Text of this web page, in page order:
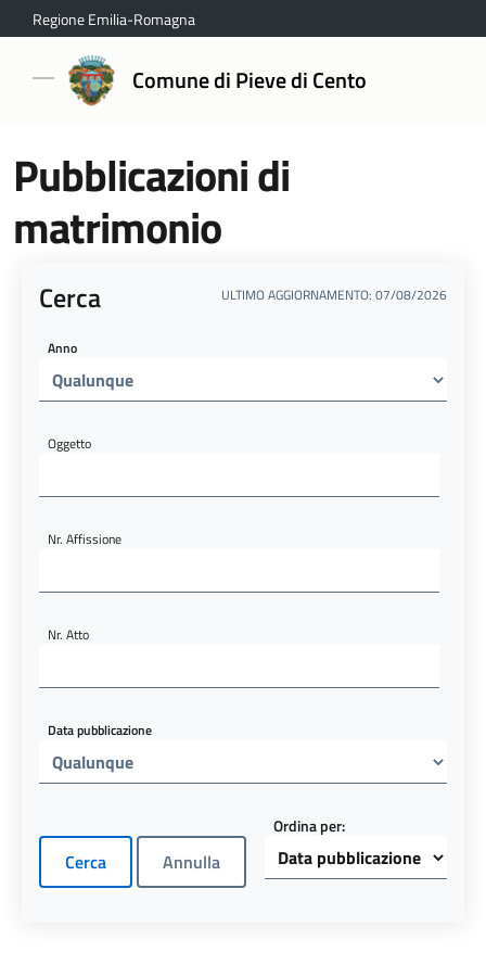
Regione Emilia-Romagna
Comune di Pieve di Cento
Pubblicazioni di
matrimonio
Cerca ULTIMO AGGIORNAMENTO: 07/08/2026
Anno
Oggetto
Nr. Affissione
Nr. Atto
Data pubblicazione
Ordina per: